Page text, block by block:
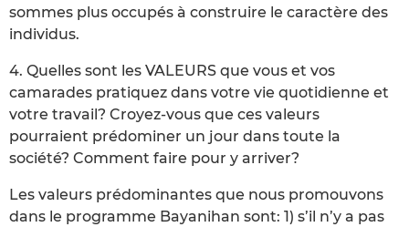
sommes plus occupés à construire le caractère des
individus.
4. Quelles sont les VALEURS que vous et vos
camarades pratiquez dans votre vie quotidienne et
votre travail? Croyez-vous que ces valeurs
pourraient prédominer un jour dans toute la
société? Comment faire pour y arriver?
Les valeurs prédominantes que nous promouvons
dans le programme Bayanihan sont: 1) s’il n’y a pas